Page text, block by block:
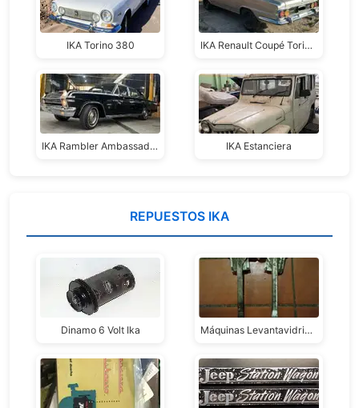
IKA Torino 380 IKA Renault Coupé Torino TS
IKA Rambler Ambassador 1970 IKA Estanciera
REPUESTOS IKA
Dinamo 6 Volt Ika Máquinas Levantavidrio Ika Gladiator